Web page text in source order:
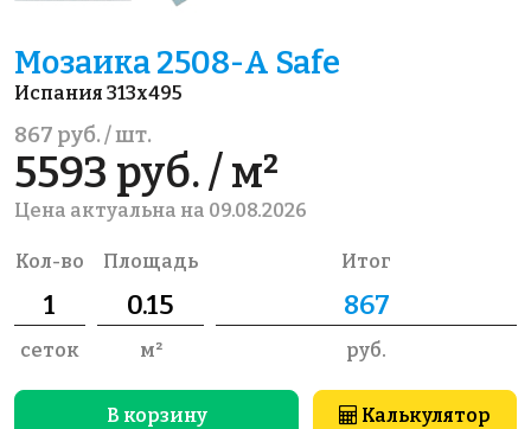
Мозаика 2508-А Safe
Испания 313x495
867 руб. / шт.
5593 руб. / м²
Цена актуальна на 09.08.2026
Кол-во
сеток
Площадь
м²
Итог
руб.
В корзину Калькулятор